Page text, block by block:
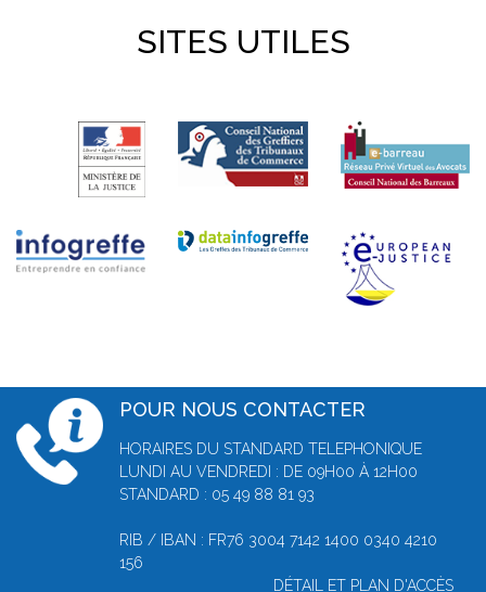
SITES UTILES
POUR NOUS CONTACTER
HORAIRES DU STANDARD TELEPHONIQUE
LUNDI AU VENDREDI : DE 09H00 À 12H00
STANDARD : 05 49 88 81 93
RIB / IBAN : FR76 3004 7142 1400 0340 4210
156
DÉTAIL ET PLAN D'ACCÈS